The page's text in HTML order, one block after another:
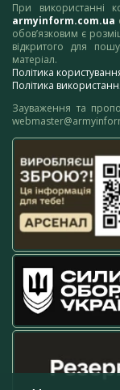
При використанні
armyinform.com.ua
обов’язковим є
відкритого для
матеріал.
Політика
Політика
Зауваження та